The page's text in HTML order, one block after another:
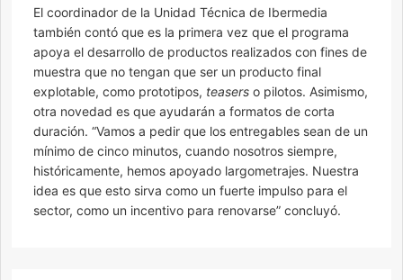
El coordinador de la Unidad Técnica de Ibermedia
también contó que es la primera vez que el programa
apoya el desarrollo de productos realizados con fines de
muestra que no tengan que ser un producto final
explotable, como prototipos, teasers o pilotos. Asimismo,
otra novedad es que ayudarán a formatos de corta
duración. “Vamos a pedir que los entregables sean de un
mínimo de cinco minutos, cuando nosotros siempre,
históricamente, hemos apoyado largometrajes. Nuestra
idea es que esto sirva como un fuerte impulso para el
sector, como un incentivo para renovarse” concluyó.